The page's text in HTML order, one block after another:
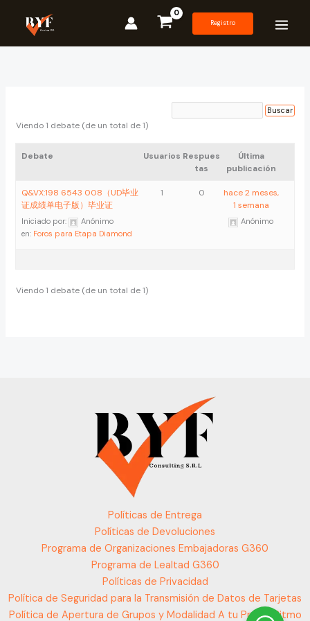
contenido
Registro
Viendo 1 debate (de un total de 1)
Debate Usuarios Respues
tas
Última
publicación
Q&VX:198 6543 008（UD毕业
证成绩单电子版）毕业证
Iniciado por:
Anónimo
en: Foros para Etapa Diamond
1 0
hace 2 meses,
1 semana
Anónimo
Viendo 1 debate (de un total de 1)
Políticas de Entrega
Políticas de Devoluciones
Programa de Organizaciones Embajadoras G360
Programa de Lealtad G360
Políticas de Privacidad
Política de Seguridad para la Transmisión de Datos de Tarjetas
Política de Apertura de Grupos y Modalidad A tu Propio Ritmo